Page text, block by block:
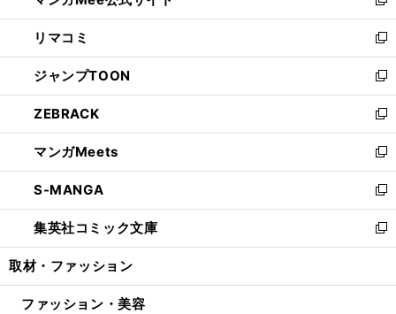
ウ
で
開
く
ン
ド
ウ
で
開
く
ウ
ィ
ン
ド
ウ
で
開
く
新
し
い
ウ
ィ
ン
ド
ウ
で
開
く
リマコミ
新
し
い
ウ
ィ
ン
ド
ウ
で
開
く
ジャンプTOON
新
し
い
ウ
ィ
ン
ド
ウ
で
開
ZEBRACK
新
し
い
ウ
ィ
ン
ド
ウ
開
マンガMeets
新
し
い
ウ
ィ
ン
ウ
S-MANGA
新
し
い
ウ
ン
集英社コミック文庫
新
し
ウ
取材・ファッション
ファッション・美容